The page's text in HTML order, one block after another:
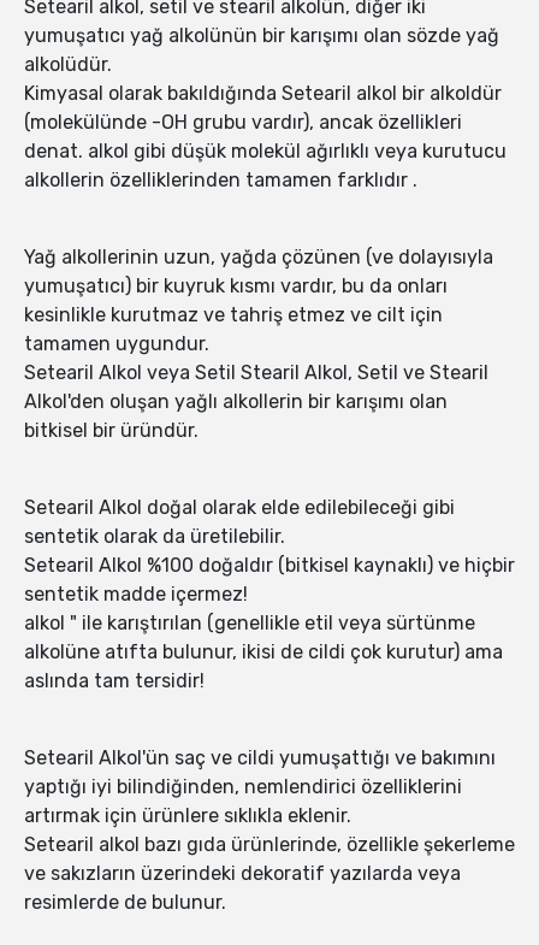
Setearil alkol, setil ve stearil alkolün, diğer iki
yumuşatıcı yağ alkolünün bir karışımı olan sözde yağ
alkolüdür.
Kimyasal olarak bakıldığında Setearil alkol bir alkoldür
(molekülünde -OH grubu vardır), ancak özellikleri
denat. alkol gibi düşük molekül ağırlıklı veya kurutucu
alkollerin özelliklerinden tamamen farklıdır .
Yağ alkollerinin uzun, yağda çözünen (ve dolayısıyla
yumuşatıcı) bir kuyruk kısmı vardır, bu da onları
kesinlikle kurutmaz ve tahriş etmez ve cilt için
tamamen uygundur.
Setearil Alkol veya Setil Stearil Alkol, Setil ve Stearil
Alkol'den oluşan yağlı alkollerin bir karışımı olan
bitkisel bir üründür.
Setearil Alkol doğal olarak elde edilebileceği gibi
sentetik olarak da üretilebilir.
Setearil Alkol %100 doğaldır (bitkisel kaynaklı) ve hiçbir
sentetik madde içermez!
alkol " ile karıştırılan (genellikle etil veya sürtünme
alkolüne atıfta bulunur, ikisi de cildi çok kurutur) ama
aslında tam tersidir!
Setearil Alkol'ün saç ve cildi yumuşattığı ve bakımını
yaptığı iyi bilindiğinden, nemlendirici özelliklerini
artırmak için ürünlere sıklıkla eklenir.
Setearil alkol bazı gıda ürünlerinde, özellikle şekerleme
ve sakızların üzerindeki dekoratif yazılarda veya
resimlerde de bulunur.